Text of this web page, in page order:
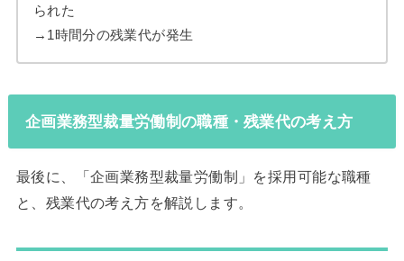
られた
→1時間分の残業代が発生
企画業務型裁量労働制の職種・残業代の考え方
最後に、「企画業務型裁量労働制」を採用可能な職種
と、残業代の考え方を解説します。